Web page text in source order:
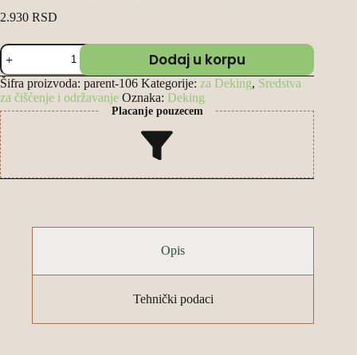
2.930 RSD
Sredstvo
za
čišćenje
dekinga
–
Sundeck
Soap
1l
количина
Dodaj u korpu
Šifra proizvoda: parent-106 Kategorije: za Deking, Sredstva
za čišćenje i održavanje Oznaka: Deking
Placanje pouzecem
Opis
Tehnički podaci